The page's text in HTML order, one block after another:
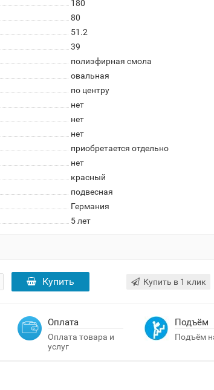
180
80
51.2
39
полиэфирная смола
овальная
по центру
нет
нет
нет
приобретается отдельно
нет
красный
подвесная
Германия
5 лет
Купить Купить в 1 клик
Оплата
Оплата товара и
услуг
Подъём
Подъём